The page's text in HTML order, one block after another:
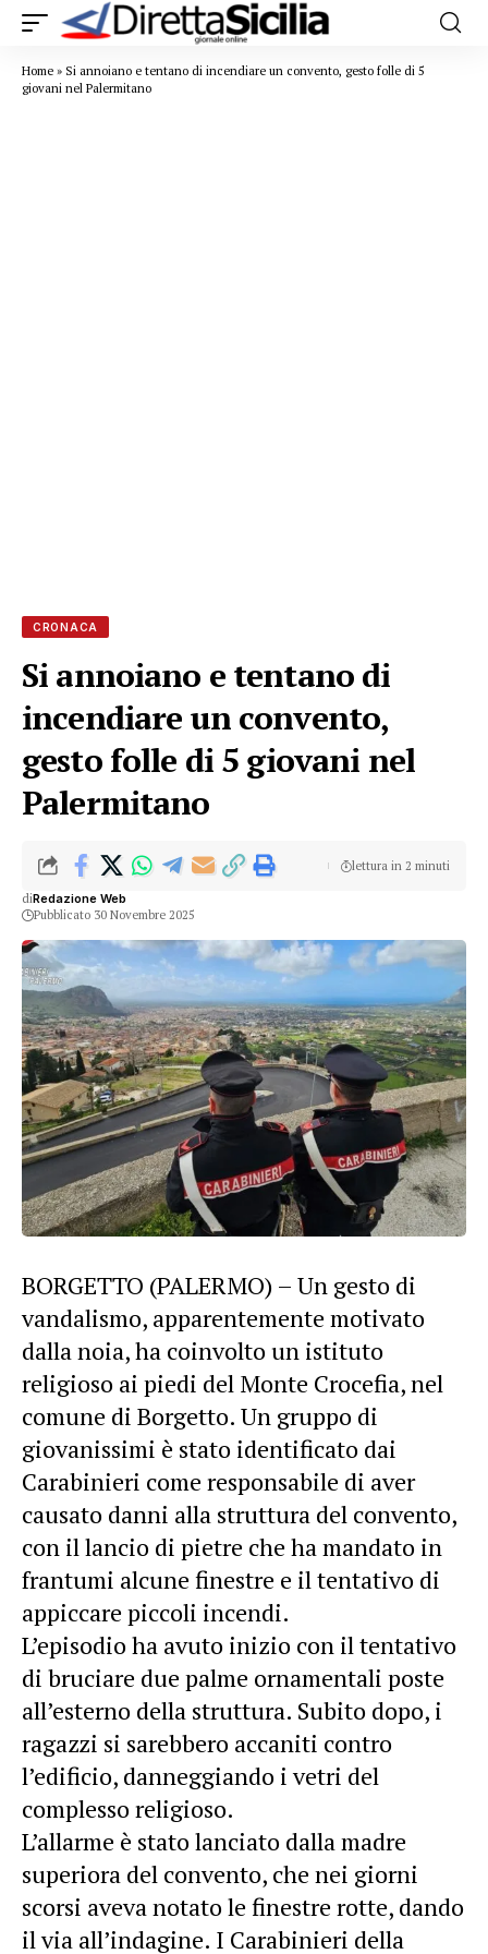
Home » Si annoiano e tentano di incendiare un convento, gesto folle di 5
giovani nel Palermitano
CRONACA
Si annoiano e tentano di
incendiare un convento,
gesto folle di 5 giovani nel
Palermitano
diRedazione Web
Pubblicato 30 Novembre 2025
lettura in 2 minuti
BORGETTO (PALERMO) – Un gesto di
vandalismo, apparentemente motivato
dalla noia, ha coinvolto un istituto
religioso ai piedi del Monte Crocefia, nel
comune di Borgetto. Un gruppo di
giovanissimi è stato identificato dai
Carabinieri come responsabile di aver
causato danni alla struttura del convento,
con il lancio di pietre che ha mandato in
frantumi alcune finestre e il tentativo di
appiccare piccoli incendi.
L’episodio ha avuto inizio con il tentativo
di bruciare due palme ornamentali poste
all’esterno della struttura. Subito dopo, i
ragazzi si sarebbero accaniti contro
l’edificio, danneggiando i vetri del
complesso religioso.
L’allarme è stato lanciato dalla madre
superiora del convento, che nei giorni
scorsi aveva notato le finestre rotte, dando
il via all’indagine. I Carabinieri della